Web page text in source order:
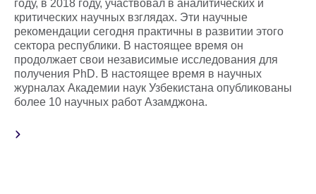
году, в 2018 году, участвовал в аналитических и
критических научных взглядах. Эти научные
рекомендации сегодня практичны в развитии этого
сектора республики. В настоящее время он
продолжает свои независимые исследования для
получения PhD. В настоящее время в научных
журналах Академии наук Узбекистана опубликованы
более 10 научных работ Азамджона.